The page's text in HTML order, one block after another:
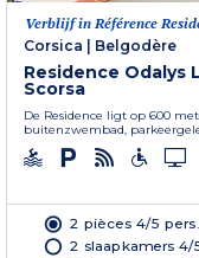
Verblijf in Référence
Corsica
Belgodère
Residence Odalys
Scorsa
De Residence ligt op 600
buitenzwembad,
2 pièces 4/5 pers.
2 slaapkamers